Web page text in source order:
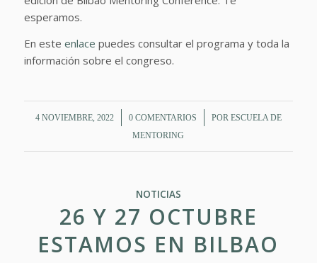
esperamos.
En este enlace puedes consultar el programa y toda la
información sobre el congreso.
4 NOVIEMBRE, 2022
/ 0 COMENTARIOS
/ POR ESCUELA DE
MENTORING
NOTICIAS
26 Y 27 OCTUBRE
ESTAMOS EN BILBAO